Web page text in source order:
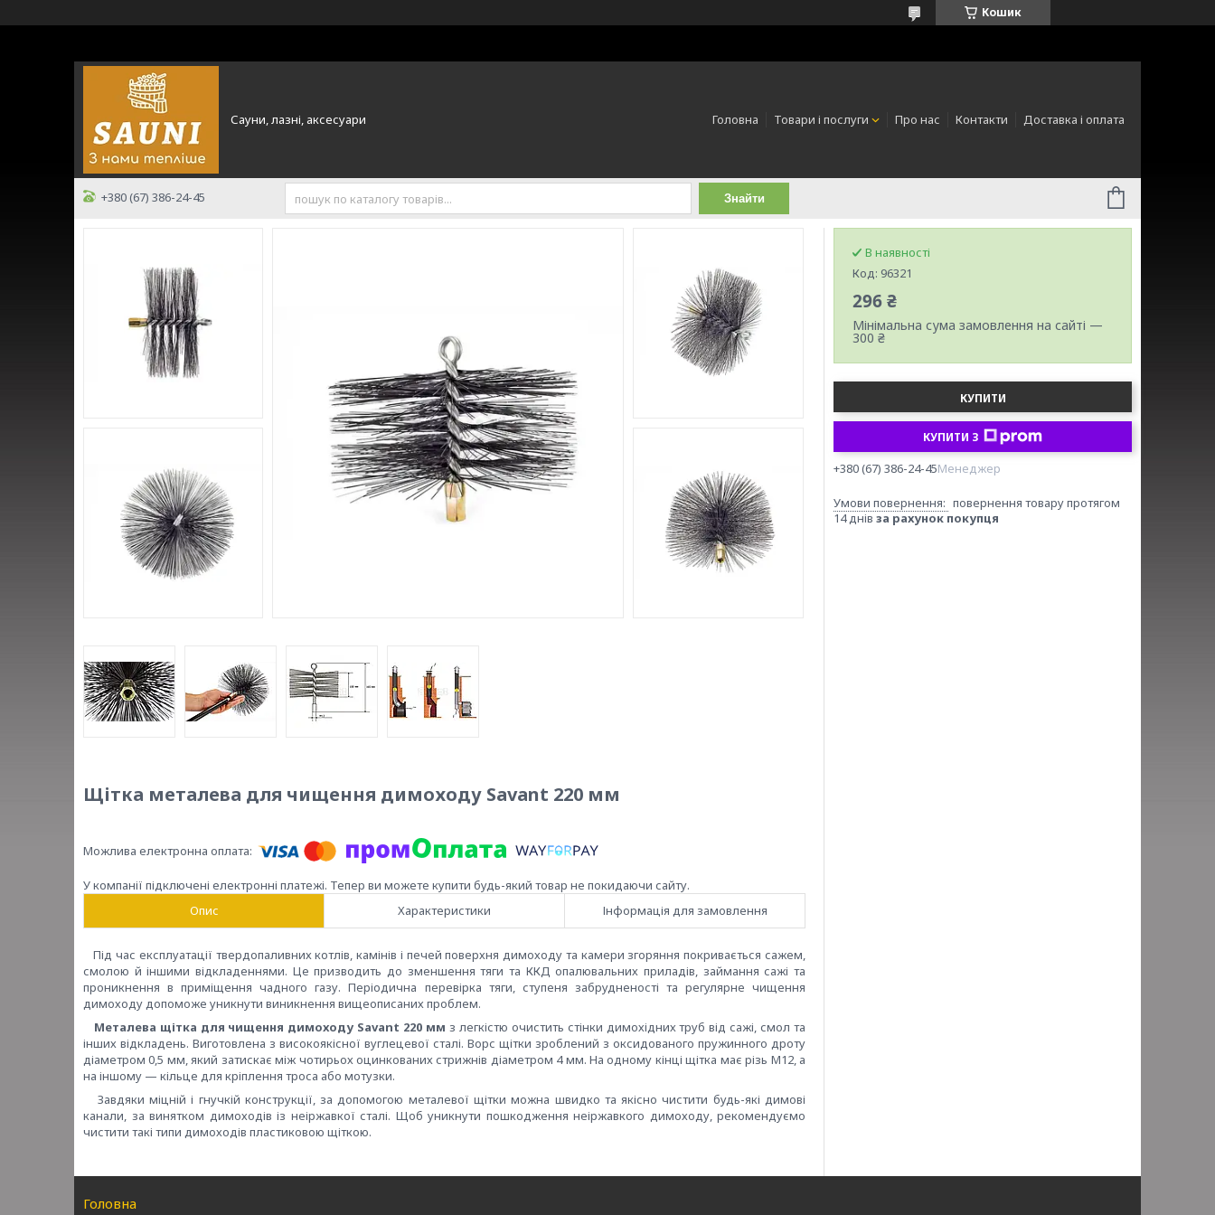
Кошик
Сауни, лазні, аксесуари Головна Товари і послуги Про нас Контакти Доставка і оплата
+380 (67) 386-24-45 Знайти
Щітка металева для чищення димоходу Savant 220 мм
У компанії підключені електронні платежі. Тепер ви можете купити будь-який товар не покидаючи сайту.
Опис
Характеристики Інформація для замовлення
Під час експлуатації твердопаливних котлів, камінів і печей поверхня димоходу та камери згоряння покривається сажем,
смолою й іншими відкладеннями. Це призводить до зменшення тяги та ККД опалювальних приладів, займання сажі та
проникнення в приміщення чадного газу. Періодична перевірка тяги, ступеня забрудненості та регулярне чищення
димоходу допоможе уникнути виникнення вищеописаних проблем.
Металева щітка для чищення димоходу Savant 220 мм з легкістю очистить стінки димохідних труб від сажі, смол та
інших відкладень. Виготовлена з високоякісної вуглецевої сталі. Ворс щітки зроблений з оксидованого пружинного дроту
діаметром 0,5 мм, який затискає між чотирьох оцинкованих стрижнів діаметром 4 мм. На одному кінці щітка має різь М12, а
на іншому — кільце для кріплення троса або мотузки.
Завдяки міцній і гнучкій конструкції, за допомогою металевої щітки можна швидко та якісно чистити будь-які димові
канали, за винятком димоходів із неіржавкої сталі. Щоб уникнути пошкодження неіржавкого димоходу, рекомендуємо
чистити такі типи димоходів пластиковою щіткою.
В наявності
Код: 96321
296 ₴
Мінімальна сума замовлення на сайті —
300 ₴
КУПИТИ
КУПИТИ З
+380 (67) 386-24-45Менеджер
повернення товару протягом
14 днів за рахунок покупця
Головна